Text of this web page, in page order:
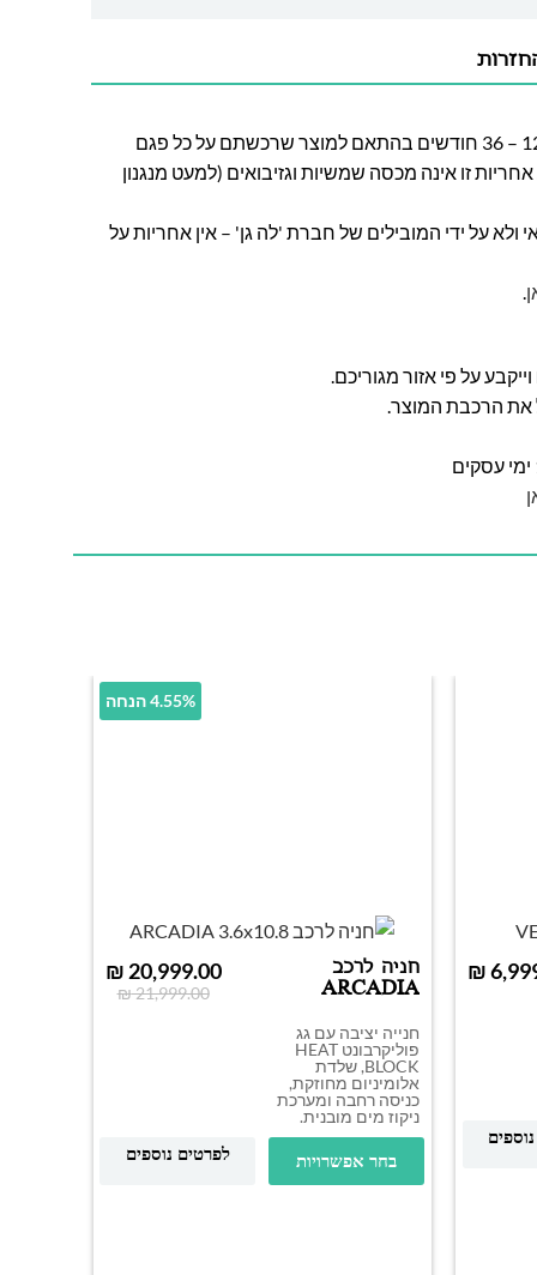
חברת לה גן מעניקה אחריות בין 12 – 36 חודשים בהתאם למוצר שרכשתם על כל פגם
זו אינה מכסה שמשיות וגזיבואים (למעט מנגנון
ולא על ידי המובילים של חברת 'לה גן' – אין אחריות על
.
את הרכבת המוצר.
₪
4.55% הנחה
חניה לרכב
ARCADIA
חנייה יציבה עם גג
פוליקרבונט HEAT
BLOCK, שלדת
אלומיניום מחוזקת,
כניסה רחבה ומערכת
ניקוז מים מובנית.
₪21,999.00
₪ 20,999.00
בחר אפשרויות לפרטים נוספים